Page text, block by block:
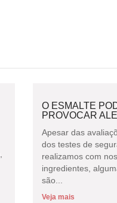
O ESMALTE
PROVOCAR
Apesar das
dos testes de
realizamos com
ingredientes,
são...
Veja mais